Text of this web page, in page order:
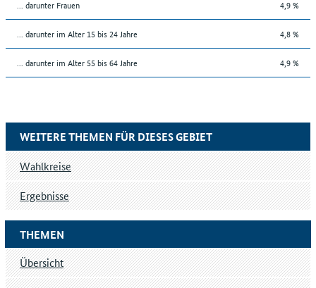
... darunter Frauen 4,9 %
... darunter im Alter 15 bis 24 Jahre 4,8 %
... darunter im Alter 55 bis 64 Jahre 4,9 %
THEMEN
Übersicht
WEITERE THEMEN FÜR DIESES GEBIET
Wahlkreise
Ergebnisse